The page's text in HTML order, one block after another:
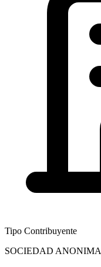
Tipo Contribuyente
SOCIEDAD ANONIMA